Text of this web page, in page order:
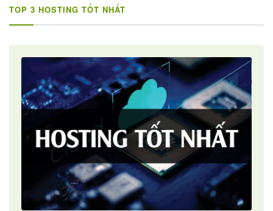
TOP 3 HOSTING TỐT NHẤT